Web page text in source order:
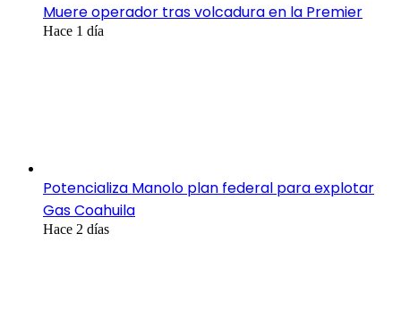
Muere operador tras volcadura en la Premier
Hace 1 día
Potencializa Manolo plan federal para explotar
Gas Coahuila
Hace 2 días